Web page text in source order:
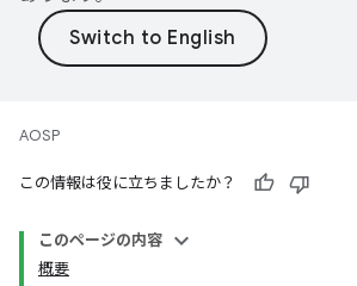
AOSP
この情報は役に立ちましたか？
このページの内容
概要